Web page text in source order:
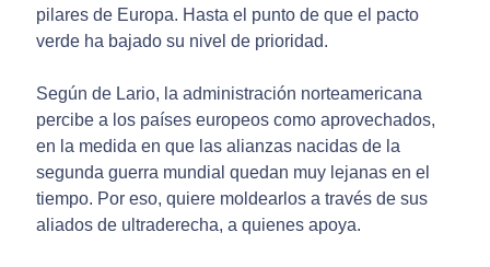
pilares de Europa. Hasta el punto de que el pacto
verde ha bajado su nivel de prioridad.
Según de Lario, la administración norteamericana
percibe a los países europeos como aprovechados,
en la medida en que las alianzas nacidas de la
segunda guerra mundial quedan muy lejanas en el
tiempo. Por eso, quiere moldearlos a través de sus
aliados de ultraderecha, a quienes apoya.